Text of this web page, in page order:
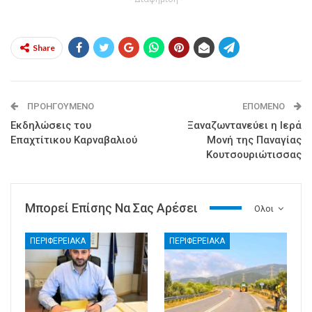
Share
ΠΡΟΗΓΟΎΜΕΝΟ
Εκδηλώσεις του
Επαχτίτικου Καρναβαλιού
ΕΠΌΜΕΝΟ
Ξαναζωντανεύει η Ιερά
Μονή της Παναγίας
Κουτσουριώτισσας
Ολοι
Μπορεί Επίσης Να Σας Αρέσει
ΠΕΡΙΦΕΡΕΙΑΚΑ ΠΕΡΙΦΕΡΕΙΑΚΑ